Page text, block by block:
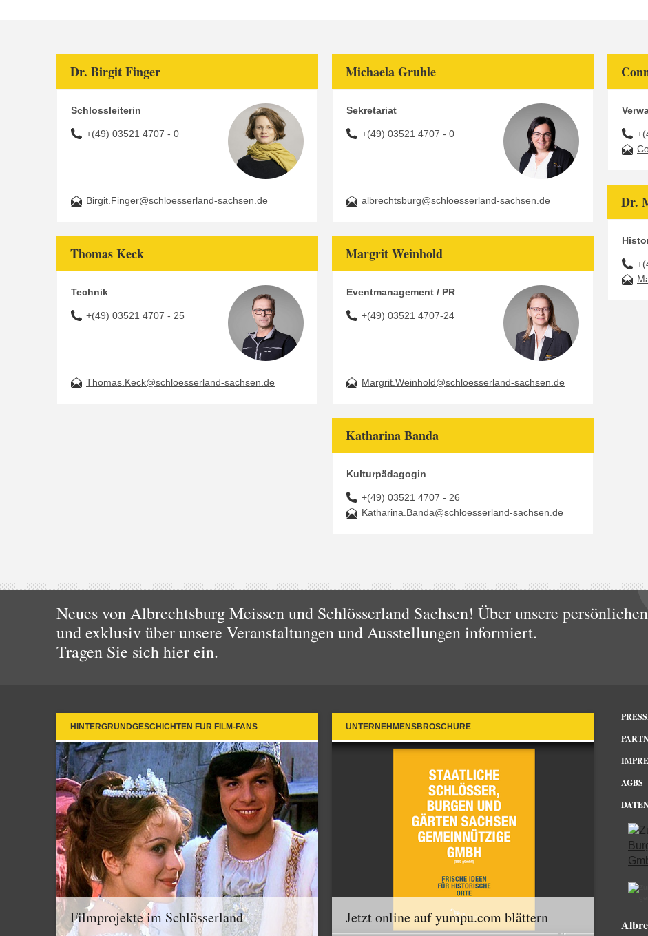
Dr. Birgit Finger
Schlossleiterin
+(49) 03521 4707 - 0
Birgit.Finger@schloesserland-sachsen.de
Thomas Keck
Technik
+(49) 03521 4707 - 25
Thomas.Keck@schloesserland-sachsen.de
Michaela Gruhle
Sekretariat
+(49) 03521 4707 - 0
albrechtsburg@schloesserland-sachsen.de
Margrit Weinhold
Eventmanagement / PR
+(49) 03521 4707-24
Margrit.Weinhold@schloesserland-sachsen.de
Katharina Banda
Kulturpädagogin
+(49) 03521 4707 - 26
Katharina.Banda@schloesserland-sachsen.de
Dr.
Neues von Albrechtsburg Meissen und Schlösserland Sachsen! Über unsere
und exklusiv über unsere Veranstaltungen und Ausstellungen informiert.
Tragen Sie sich hier ein.
HINTERGRUNDGESCHICHTEN FÜR FILM-FANS
Filmprojekte im Schlösserland
UNTERNEHMENSBROSCHÜRE
Jetzt online auf yumpu.com blättern
AGBS